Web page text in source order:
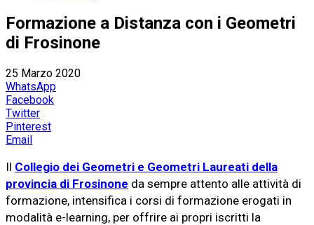
Formazione a Distanza con i Geometri
di Frosinone
25 Marzo 2020
WhatsApp
Facebook
Twitter
Pinterest
Email
Il Collegio dei Geometri e Geometri Laureati della
provincia di Frosinone da sempre attento alle attività di
formazione, intensifica i corsi di formazione erogati in
modalità e-learning, per offrire ai propri iscritti la